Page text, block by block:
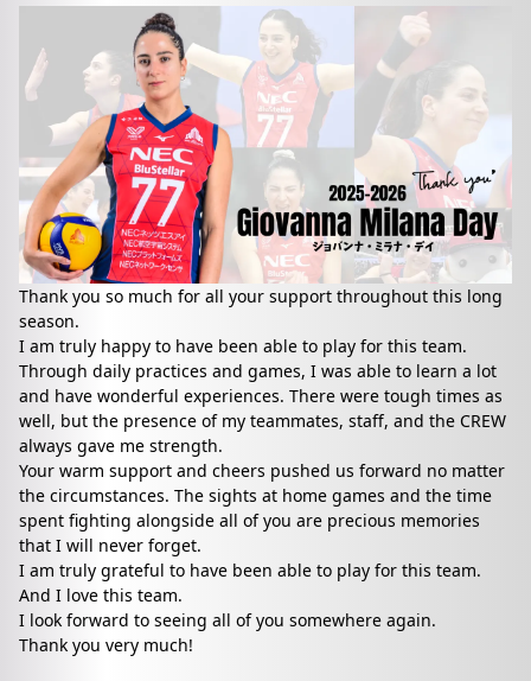
Thank you so much for all your support throughout this long
season.
I am truly happy to have been able to play for this team.
Through daily practices and games, I was able to learn a lot
and have wonderful experiences. There were tough times as
well, but the presence of my teammates, staff, and the CREW
always gave me strength.
Your warm support and cheers pushed us forward no matter
the circumstances. The sights at home games and the time
spent fighting alongside all of you are precious memories
that I will never forget.
I am truly grateful to have been able to play for this team.
And I love this team.
I look forward to seeing all of you somewhere again.
Thank you very much!